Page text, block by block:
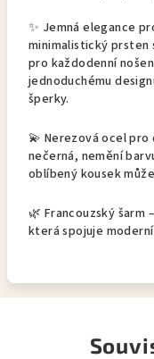
✨ Jemná elegance
minimalistický prsten
pro každodenní
jednoduchému
šperky.
💫 Nerezová ocel
nečerná, nemění
oblíbený kousek
🌿 Francouzský šarm
která spojuje